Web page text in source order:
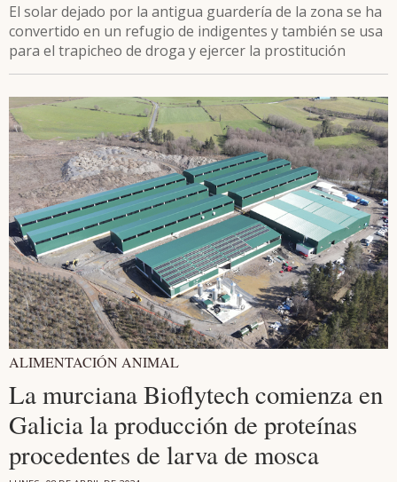
El solar dejado por la antigua guardería de la zona se ha
convertido en un refugio de indigentes y también se usa
para el trapicheo de droga y ejercer la prostitución
ALIMENTACIÓN ANIMAL
La murciana Bioflytech comienza en
Galicia la producción de proteínas
procedentes de larva de mosca